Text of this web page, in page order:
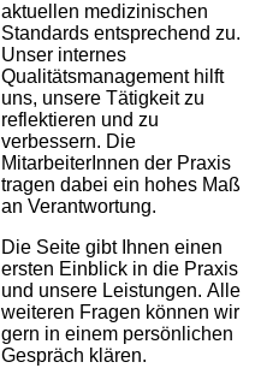
aktuellen medizinischen
Standards entsprechend zu.
Unser internes
Qualitätsmanagement hilft
uns, unsere Tätigkeit zu
reflektieren und zu
verbessern. Die
MitarbeiterInnen der Praxis
tragen dabei ein hohes Maß
an Verantwortung.
Die Seite gibt Ihnen einen
ersten Einblick in die Praxis
und unsere Leistungen. Alle
weiteren Fragen können wir
gern in einem persönlichen
Gespräch klären.